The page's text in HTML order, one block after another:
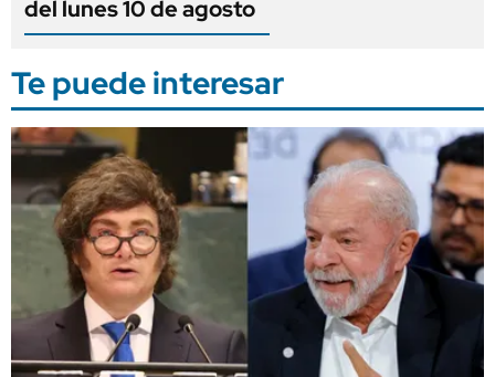
del lunes 10 de agosto
Te puede interesar